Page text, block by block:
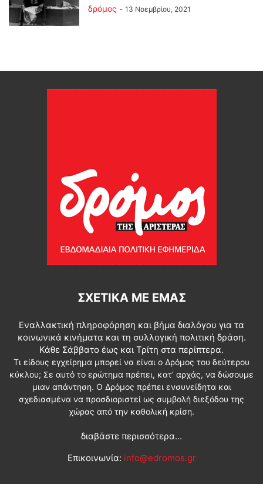
δρόμος - 13 Νοεμβρίου, 2021
ΣΧΕΤΙΚΆ ΜΕ ΕΜΆΣ
Εναλλακτική πληροφόρηση και βήμα διαλόγου για τα
κοινωνικά κινήματα και τη συλλογική πολιτική δράση.
Κάθε Σάββατο έως και Τρίτη στα περίπτερα.
Τι είδους εγχείρημα μπορεί να είναι ο Δρόμος του δεύτερου
κύκλου; Σε αυτό το ερώτημα πρέπει, κατ’ αρχάς, να δώσουμε
μιαν απάντηση. Ο Δρόμος πρέπει ενσυνείδητα και
σχεδιασμένα να προσδιοριστεί ως συμβολή διεξόδου της
χώρας από την καθολική κρίση.
διαβάστε περισσότερα...
Επικοινωνία: info@edromos.gr